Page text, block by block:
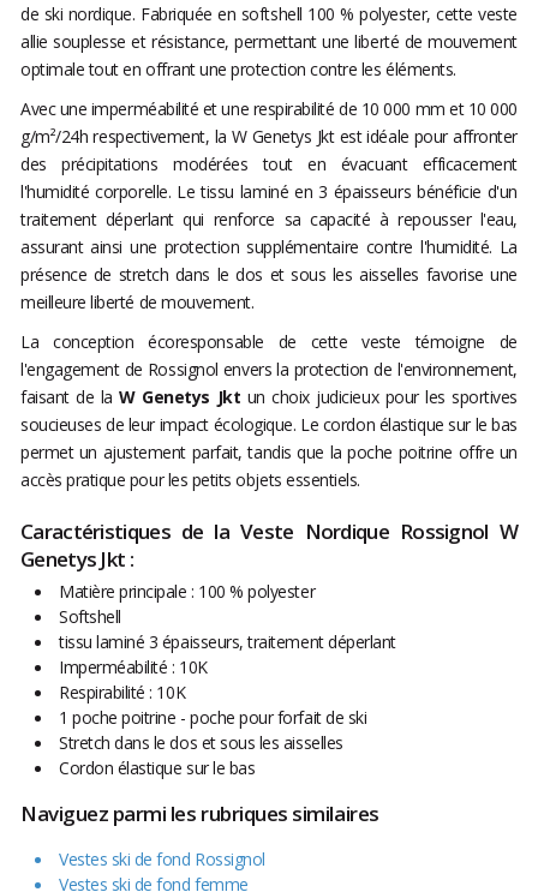
de ski nordique. Fabriquée en softshell 100 % polyester, cette veste
allie souplesse et résistance, permettant une liberté de mouvement
optimale tout en offrant une protection contre les éléments.
Avec une imperméabilité et une respirabilité de 10 000 mm et 10 000
g/m²/24h respectivement, la W Genetys Jkt est idéale pour affronter
des précipitations modérées tout en évacuant efficacement
l'humidité corporelle. Le tissu laminé en 3 épaisseurs bénéficie d'un
traitement déperlant qui renforce sa capacité à repousser l'eau,
assurant ainsi une protection supplémentaire contre l'humidité. La
présence de stretch dans le dos et sous les aisselles favorise une
meilleure liberté de mouvement.
La conception écoresponsable de cette veste témoigne de
l'engagement de Rossignol envers la protection de l'environnement,
faisant de laW Genetys Jkt un choix judicieux pour les sportives
soucieuses de leur impact écologique. Le cordon élastique sur le bas
permet un ajustement parfait, tandis que la poche poitrine offre un
accès pratique pour les petits objets essentiels.
Caractéristiques de la Veste Nordique Rossignol W
Genetys Jkt :
Matière principale : 100 % polyester
Softshell
tissu laminé 3 épaisseurs, traitement déperlant
Imperméabilité : 10K
Respirabilité : 10K
1 poche poitrine - poche pour forfait de ski
Stretch dans le dos et sous les aisselles
Cordon élastique sur le bas
Naviguez parmi les rubriques similaires
Vestes ski de fond Rossignol
Vestes ski de fond femme